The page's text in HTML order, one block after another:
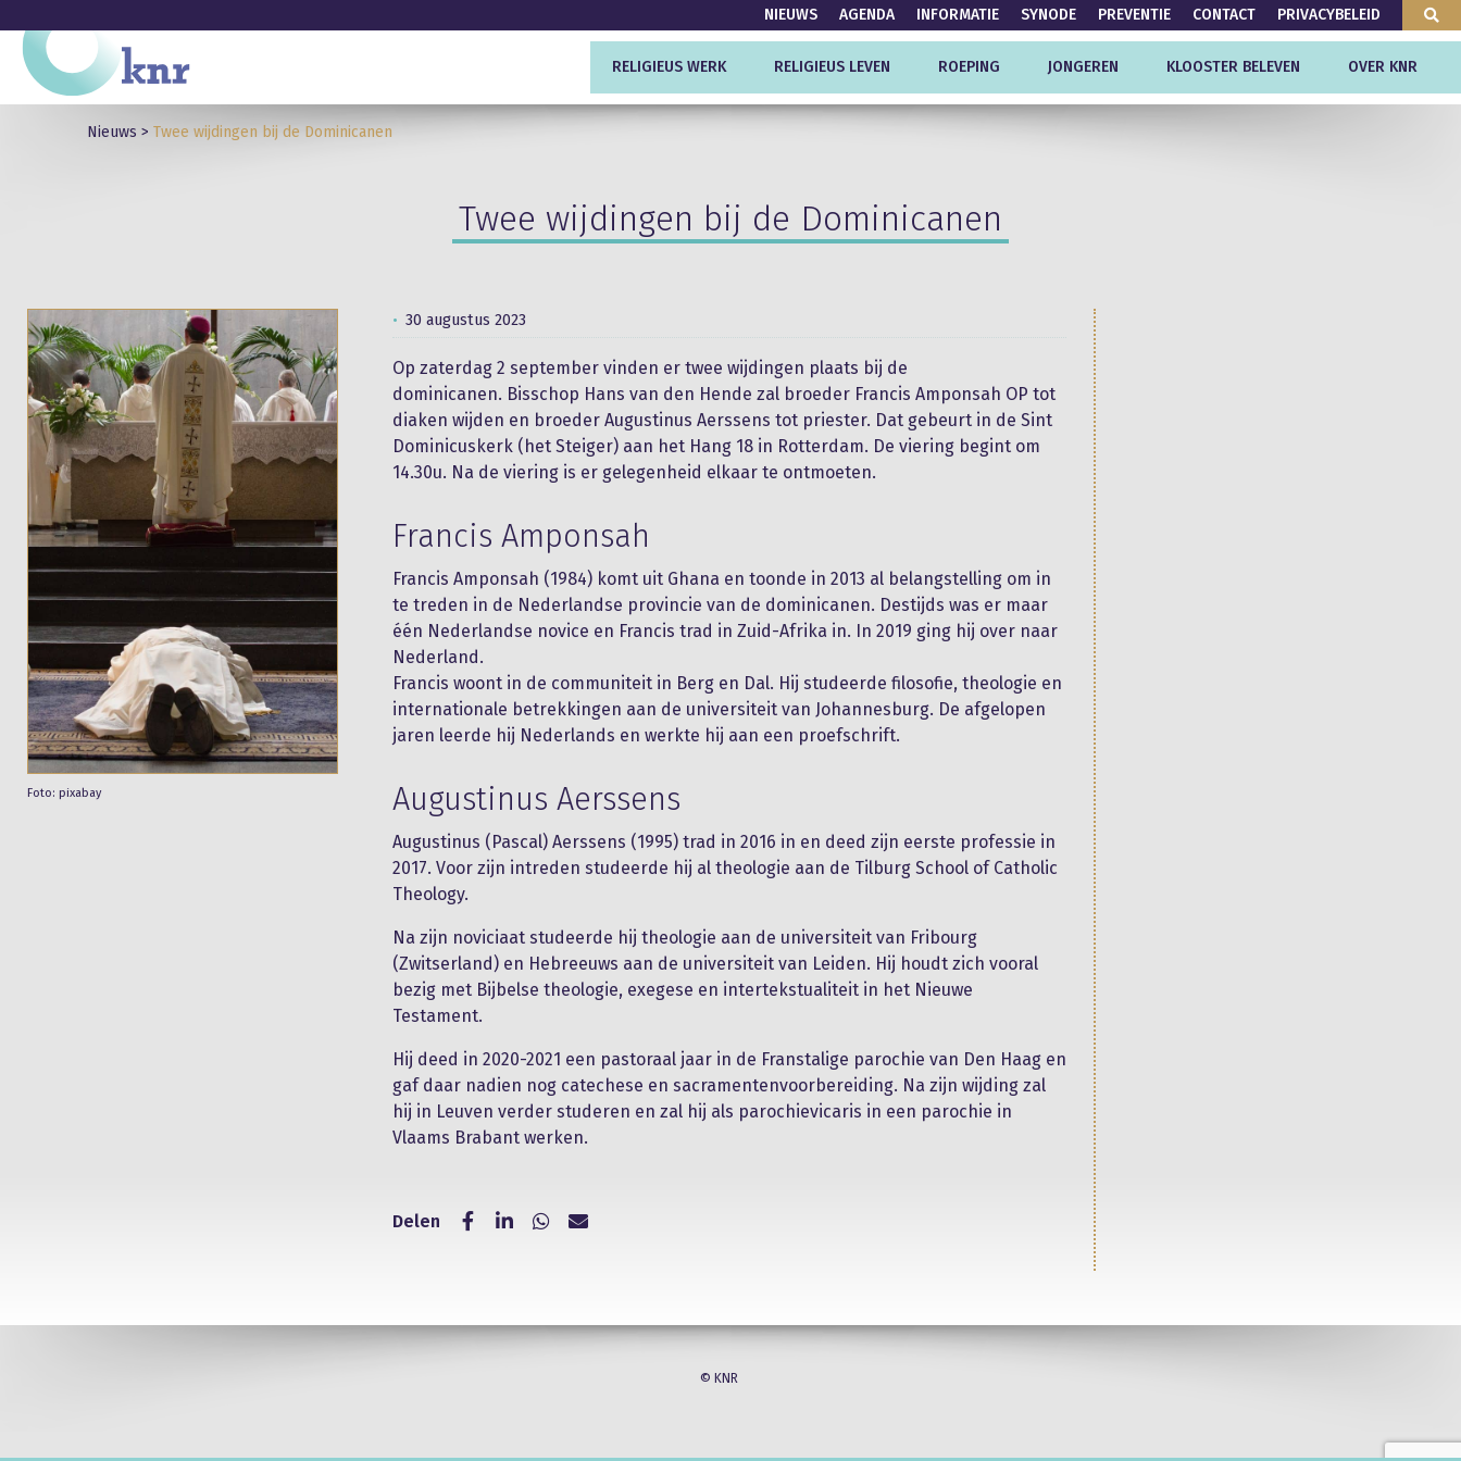
NIEUWS AGENDA INFORMATIE SYNODE PREVENTIE CONTACT PRIVACYBELEID
RELIGIEUS WERK RELIGIEUS LEVEN ROEPING JONGEREN KLOOSTER BELEVEN OVER KNR
Nieuws > Twee wijdingen bij de Dominicanen
Twee wijdingen bij de Dominicanen
Foto: pixabay
30 augustus 2023
Op zaterdag 2 september vinden er twee wijdingen plaats bij de
dominicanen. Bisschop Hans van den Hende zal broeder Francis Amponsah OP tot
diaken wijden en broeder Augustinus Aerssens tot priester. Dat gebeurt in de Sint
Dominicuskerk (het Steiger) aan het Hang 18 in Rotterdam. De viering begint om
14.30u. Na de viering is er gelegenheid elkaar te ontmoeten.
Francis Amponsah
Francis Amponsah (1984) komt uit Ghana en toonde in 2013 al belangstelling om in
te treden in de Nederlandse provincie van de dominicanen. Destijds was er maar
één Nederlandse novice en Francis trad in Zuid-Afrika in. In 2019 ging hij over naar
Nederland.
Francis woont in de communiteit in Berg en Dal. Hij studeerde filosofie, theologie en
internationale betrekkingen aan de universiteit van Johannesburg. De afgelopen
jaren leerde hij Nederlands en werkte hij aan een proefschrift.
Augustinus Aerssens
Augustinus (Pascal) Aerssens (1995) trad in 2016 in en deed zijn eerste professie in
2017. Voor zijn intreden studeerde hij al theologie aan de Tilburg School of Catholic
Theology.
Na zijn noviciaat studeerde hij theologie aan de universiteit van Fribourg
(Zwitserland) en Hebreeuws aan de universiteit van Leiden. Hij houdt zich vooral
bezig met Bijbelse theologie, exegese en intertekstualiteit in het Nieuwe
Testament.
Hij deed in 2020-2021 een pastoraal jaar in de Franstalige parochie van Den Haag en
gaf daar nadien nog catechese en sacramentenvoorbereiding. Na zijn wijding zal
hij in Leuven verder studeren en zal hij als parochievicaris in een parochie in
Vlaams Brabant werken.
Delen
© KNR